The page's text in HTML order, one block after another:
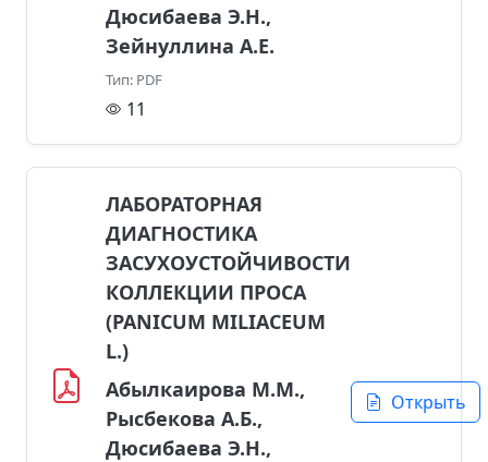
Дюсибаева Э.Н.,
Зейнуллина А.Е.
Тип: PDF
11
ЛАБОРАТОРНАЯ
ДИАГНОСТИКА
ЗАСУХОУСТОЙЧИВОСТИ
КОЛЛЕКЦИИ ПРОСА
(PANICUM MILIACEUM
L.)
Абылкаирова М.М.,
Рысбекова А.Б.,
Дюсибаева Э.Н.,
Открыть